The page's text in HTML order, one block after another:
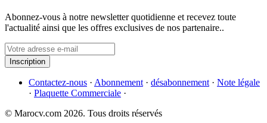
Abonnez-vous à notre newsletter quotidienne et recevez toute
l'actualité ainsi que les offres exclusives de nos partenaire..
Inscription
Contactez-nous · Abonnement · désabonnement · Note légale
· Plaquette Commerciale ·
© Marocv.com 2026. Tous droits réservés